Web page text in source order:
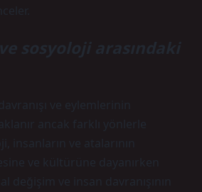
sosyoloji arasındaki
ve eylemlerinin
ancak farklı yönlerle
insanların ve atalarının
ve kültürüne dayanırken
değişim ve insan davranışının